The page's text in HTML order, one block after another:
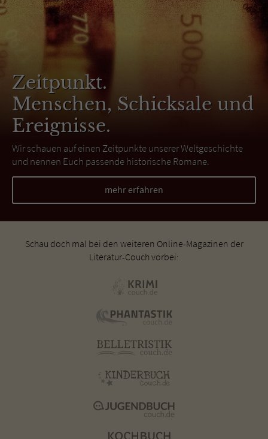
Zeitpunkt.
Menschen, Schicksale und
Ereignisse.
Wir schauen auf einen Zeitpunkte unserer Weltgeschichte
und nennen Euch passende historische Romane.
mehr erfahren
Schau doch mal bei den weiteren Online-Magazinen der
Literatur-Couch vorbei: